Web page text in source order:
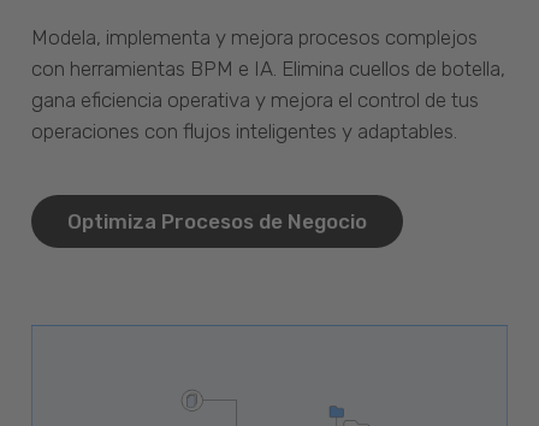
Modela, implementa y mejora procesos complejos
con herramientas BPM e IA. Elimina cuellos de botella,
gana eficiencia operativa y mejora el control de tus
operaciones con flujos inteligentes y adaptables.
Optimiza Procesos de Negocio